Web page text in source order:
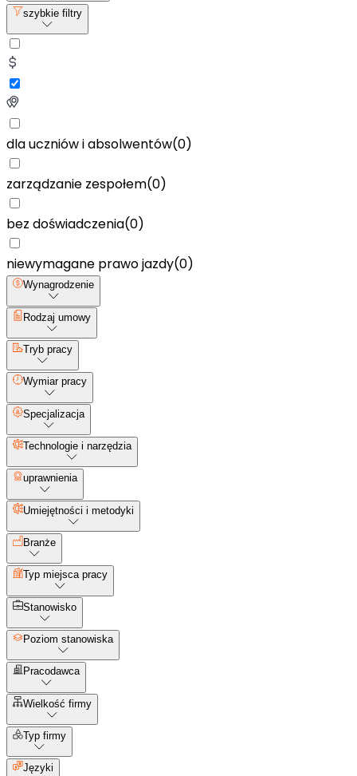
szybkie filtry
dla uczniów i absolwentów(0)
zarządzanie zespołem(0)
bez doświadczenia(0)
niewymagane prawo jazdy(0)
Wynagrodzenie
Rodzaj umowy
Tryb pracy
Wymiar pracy
Specjalizacja
Technologie i narzędzia
uprawnienia
Umiejętności i metodyki
Branże
Typ miejsca pracy
Stanowisko
Poziom stanowiska
Pracodawca
Wielkość firmy
Typ firmy
Języki